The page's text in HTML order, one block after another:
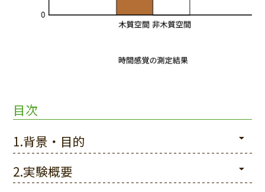
目次
1.背景・目的
2.実験概要